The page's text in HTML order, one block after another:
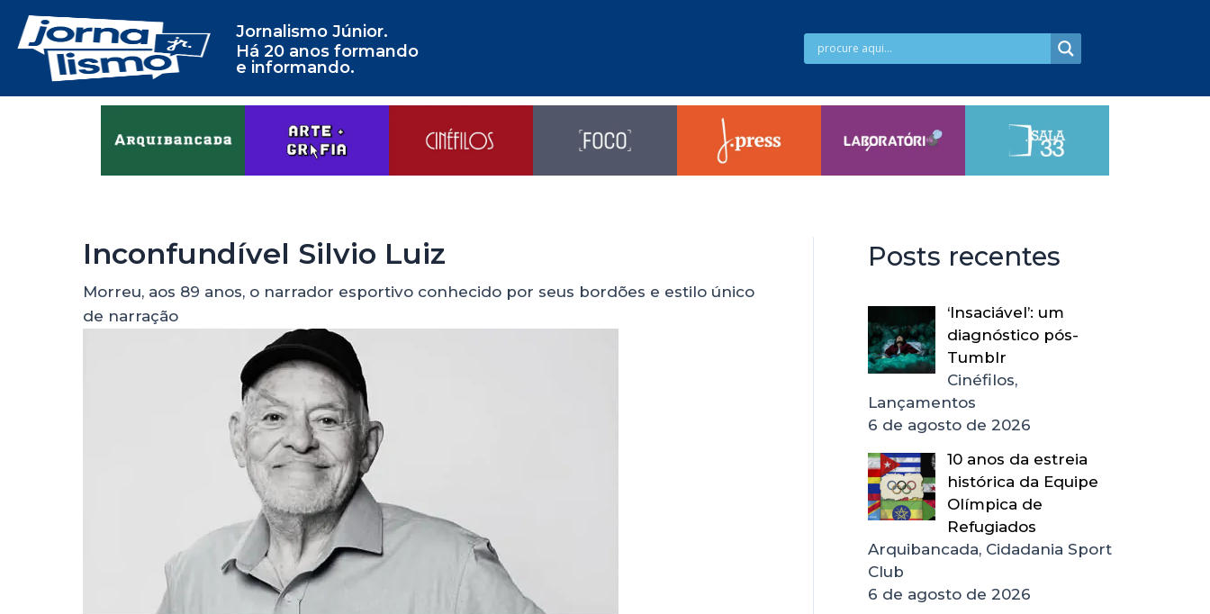
Jornalismo Júnior.
Há 20 anos formando
e informando.
Inconfundível Silvio Luiz
Morreu, aos 89 anos, o narrador esportivo conhecido por seus bordões e estilo único
de narração
Posts recentes
‘Insaciável’: um
diagnóstico pós-
Tumblr
Cinéfilos,
Lançamentos
6 de agosto de 2026
10 anos da estreia
histórica da Equipe
Olímpica de
Refugiados
Arquibancada, Cidadania Sport
Club
6 de agosto de 2026